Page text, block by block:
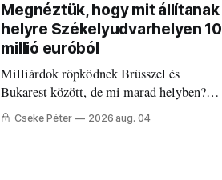
Megnéztük, hogy mit állítanak
helyre Székelyudvarhelyen 10
millió euróból
Milliárdok röpködnek Brüsszel és
Bukarest között, de mi marad helyben?
Mire költik a PNRR-pénzeket
Cseke Péter 2026 aug. 04